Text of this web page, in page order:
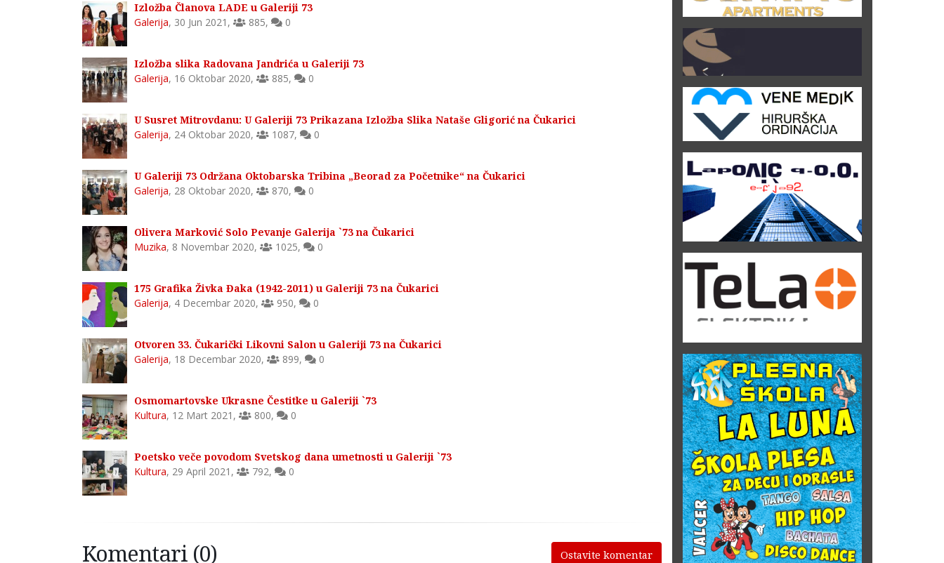
Izložba Članova LADE u Galeriji 73
Galerija, 30 Jun 2021 , 885, 0
Izložba slika Radovana Jandrića u Galeriji 73
Galerija, 16 Oktobar 2020, 885, 0
U Susret Mitrovdanu: U Galeriji 73 Prikazana Izložba Slika Nataše Gligorić na Čukarici
Galerija, 24 Oktobar 2020, 1087, 0
U Galeriji 73 Održana Oktobarska Tribina „Beorad za Početnike“ na Čukarici
Galerija, 28 Oktobar 2020, 870, 0
Olivera Marković Solo Pevanje Galerija `73 na Čukarici
Muzika, 8 Novembar 2020, 1025, 0
175 Grafika Živka Đaka (1942-2011) u Galeriji 73 na Čukarici
Galerija, 4 Decembar 2020, 950, 0
Otvoren 33. Čukarički Likovni Salon u Galeriji 73 na Čukarici
Galerija, 18 Decembar 2020, 899, 0
Osmomartovske Ukrasne Čestitke u Galeriji `73
Kultura, 12 Mart 2021 , 800, 0
Poetsko veče povodom Svetskog dana umetnosti u Galeriji `73
Kultura, 29 April 2021 , 792, 0
Komentari (0) Ostavite komentar